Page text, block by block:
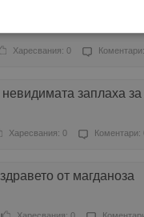
Харесвания: 0
заплаха за
Харесвания: 0 Коментари:
от магданоза
Ефективност